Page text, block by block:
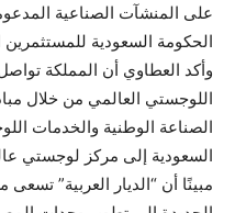
على المنشآت الصناعية
الحكومة السعودية للمستثمرين
وأكد العطاوي أن المملكة
اللوجستي العالمي من خلال
الصناعة الوطنية والخدمات
السعودية إلى مركز لوجستي
مبينًا أن “الديار العربية” تسعى